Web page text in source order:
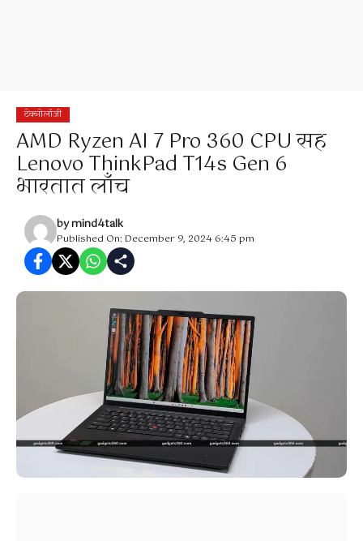
टेक्नोलॉजी
AMD Ryzen AI 7 Pro 360 CPU सह
Lenovo ThinkPad T14s Gen 6
भारतात लाँच
bymind4talk
Published On: December 9, 2024 6:45 pm